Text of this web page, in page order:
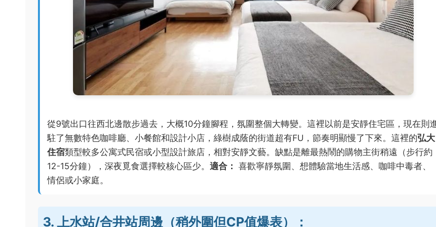
從9號出口往西北邊散步過去，大概10分鐘腳程，氛圍整個大轉變。這裡以前是安靜住宅區，現在則
駐了無數特色咖啡廳、小餐館和設計小店，綠樹成蔭的街道超有FU，節奏明顯慢了下來。這裡的弘大
住宿類型較多公寓式民宿或小型設計旅店，相對安靜文藝。缺點是離最熱鬧的購物主街稍遠（步行約
12-15分鐘），深夜覓食選擇較核心區少。適合： 喜歡寧靜氛圍、想體驗當地生活感、咖啡中毒者、
情侶或小家庭。
3. 上水站/合井站周邊（稍外圍但CP值爆表）：